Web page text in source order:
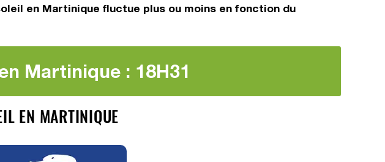
en Martinique fluctue plus ou moins en fonction du
Martinique : 18H31
EN MARTINIQUE